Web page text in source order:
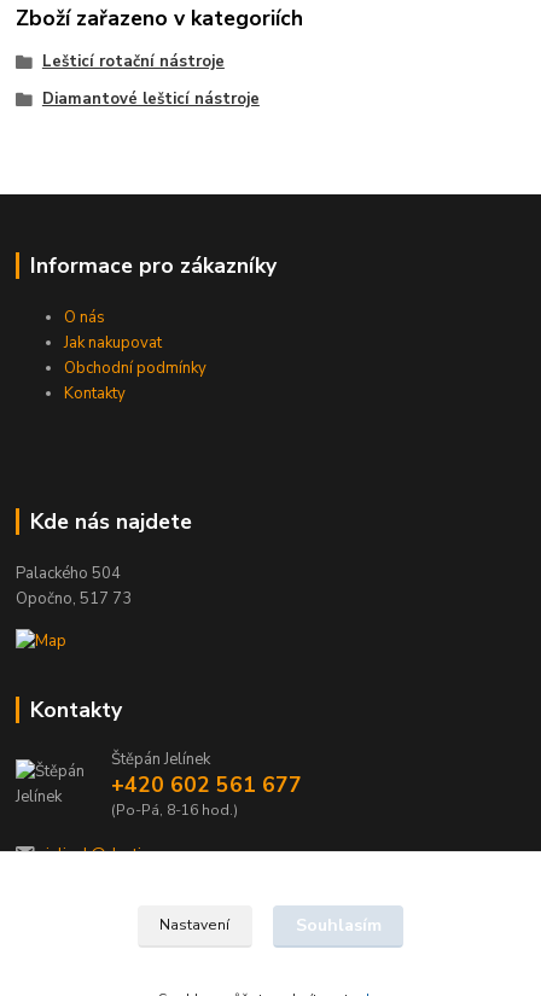
Zboží zařazeno v kategoriích
Lešticí rotační nástroje
Diamantové lešticí nástroje
Informace pro zákazníky
O nás
Jak nakupovat
Obchodní podmínky
Kontakty
Kde nás najdete
Palackého 504
Opočno, 517 73
Kontakty
Štěpán Jelínek
+420 602 561 677
(Po-Pá, 8-16 hod.)
jelinek@dentia.cz
© 2021 - Dentia
Nastavení Souhlasím